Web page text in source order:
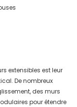
extensibles est leur
De nombreux
des murs
pour étendre